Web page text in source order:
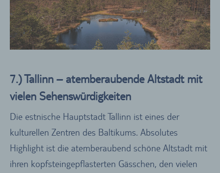
7.) Tallinn – atemberaubende Altstadt mit
vielen Sehenswürdigkeiten
Die estnische Hauptstadt Tallinn ist eines der
kulturellen Zentren des Baltikums. Absolutes
Highlight ist die atemberaubend schöne Altstadt mit
ihren kopfsteingepflasterten Gässchen, den vielen